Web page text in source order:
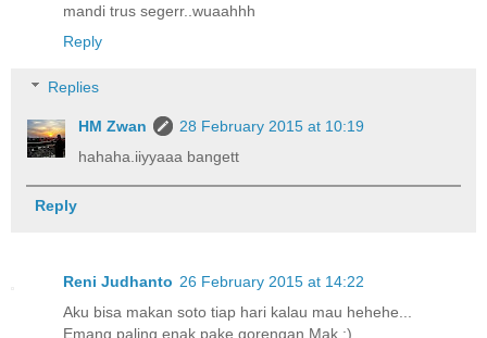
mandi trus segerr..wuaahhh
Reply
Replies
HM Zwan
28 February 2015 at 10:19
hahaha.iiyyaaa bangett
Reply
Reni Judhanto 26 February 2015 at 14:22
Aku bisa makan soto tiap hari kalau mau hehehe...
Emang paling enak pake gorengan Mak :)